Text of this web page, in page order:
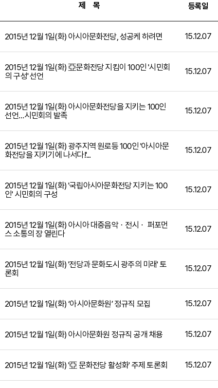
제 목 등록일
2015년 12월 1일(화) 아시아문화전당, 성공케 하려면 15.12.07
2015년 12월 1일(화) 亞문화전당 지킴이 100인 '시민회
의 구성' 선언
15.12.07
2015년 12월 1일(화) 아시아문화전당을 지키는 100인
선언…시민회의 발족
15.12.07
2015년 12월 1일(화) 광주지역 원로등 100인 '아시아문
화전당을 지키기에 나서다!'...
15.12.07
2015년 12월 1일(화) '국립아시아문화전당 지키는 100
인' 시민회의 구성
15.12.07
2015년 12월 1일(화) 아시아 대중음악ㆍ전시ㆍ 퍼포먼
스 소통의 장 열린다
15.12.07
2015년 12월 1일(화) '전당과 문화도시 광주의 미래' 토
론회
15.12.07
2015년 12월 1일(화) ‘아시아문화원’ 정규직 모집 15.12.07
2015년 12월 1일(화) 아시아문화원 정규직 공개 채용 15.12.07
2015년 12월 1일(화) '亞 문화전당 활성화' 주제 토론회 15.12.07